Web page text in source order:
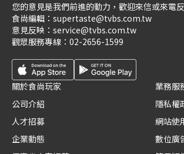
您的意見是我們前進的動力，歡迎來信或來電
食尚編輯： supertaste@tvbs.com.tw
意見反映： service@tvbs.com.tw
觀眾服務專線： 02-2656-1599
關於食尚玩家
公司介紹
人才招募
企業動態
業務服
隱私權
網站使
數位廣